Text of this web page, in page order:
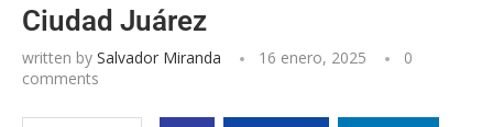
Ciudad Juárez
written by Salvador Miranda 16 enero, 2025
0
comments